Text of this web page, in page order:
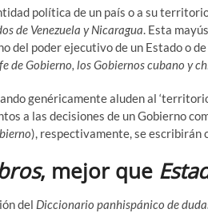
política de un país o a su
de Venezuela y Nicaragua. Esta
del poder ejecutivo de un Estado o
de Gobierno, los Gobiernos cubano y
genéricamente aluden al
a las decisiones de un Gobierno
), respectivamente, se escribirán
, mejor que
del Diccionario panhispánico de